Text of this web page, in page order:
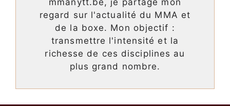
regard sur l'actualité du MMA et
de la boxe. Mon objectif :
transmettre l'intensité et la
richesse de ces disciplines au
plus grand nombre.